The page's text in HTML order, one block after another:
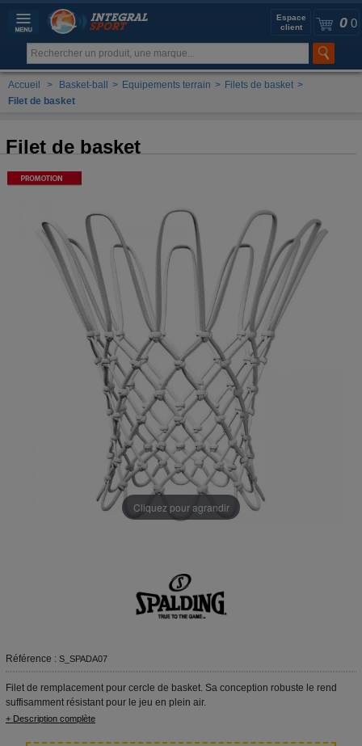
0 0
Espace
client
Accueil > Basket-ball > Equipements terrain > Filets de basket >
Filet de basket
Filet de basket
Cliquez pour agrandir
Référence : S_SPADA07
Filet de remplacement pour cercle de basket. Sa conception robuste le rend
suffisamment résistant pour le jeu en plein air.
+ Description complète